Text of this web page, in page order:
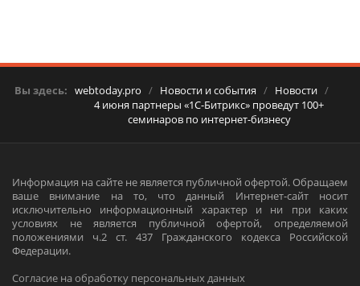
Вы здесь: webtoday.pro / Новости и события / Новости /
4 июня партнеры «1С-Битрикс» проведут 100+
семинаров по интернет-бизнесу
Информация на сайте не является публичной офертой. Обращаем
ваше внимание на то, что данный Интернет-сайт носит
исключительно информационный характер и ни при каких
условиях не является публичной офертой, определяемой
положениями ч.2 ст. 437 Гражданского кодекса Российской
Федерации.
Согласие на обработку персональных данных